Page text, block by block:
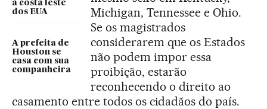
a costa leste
dos EUA
A prefeita de
Houston se
casa com sua
companheira
Michigan, Tennessee e Ohio.
Se os magistrados
considerarem que os Estados
não podem impor essa
proibição, estarão
reconhecendo o direito ao
casamento entre todos os cidadãos do país.